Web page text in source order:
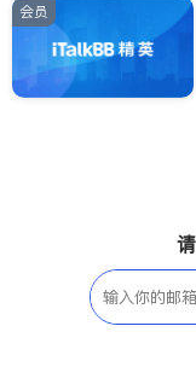
非盈利组织
会员